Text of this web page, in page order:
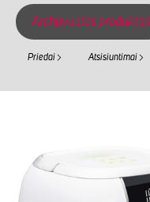
Archyvuotas produktas
Priedai Atsisiuntimai